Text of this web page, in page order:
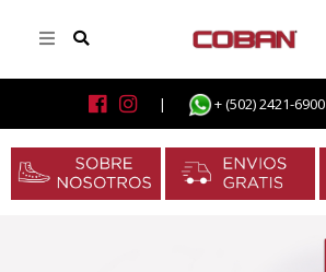
| + (502) 2421-6900